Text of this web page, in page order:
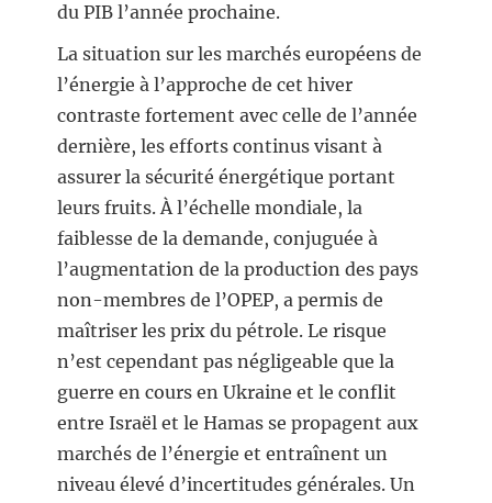
du PIB l’année prochaine.
La situation sur les marchés européens de
l’énergie à l’approche de cet hiver
contraste fortement avec celle de l’année
dernière, les efforts continus visant à
assurer la sécurité énergétique portant
leurs fruits. À l’échelle mondiale, la
faiblesse de la demande, conjuguée à
l’augmentation de la production des pays
non-membres de l’OPEP, a permis de
maîtriser les prix du pétrole. Le risque
n’est cependant pas négligeable que la
guerre en cours en Ukraine et le conflit
entre Israël et le Hamas se propagent aux
marchés de l’énergie et entraînent un
niveau élevé d’incertitudes générales. Un